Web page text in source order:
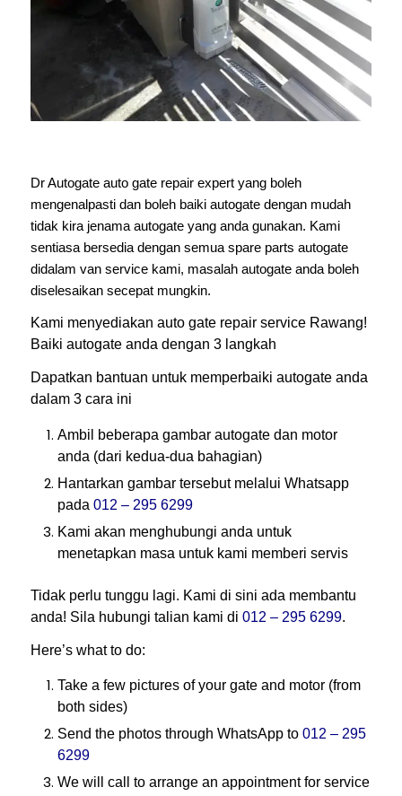
Dr Autogate auto gate repair expert yang boleh
mengenalpasti dan boleh baiki autogate dengan mudah
tidak kira jenama autogate yang anda gunakan. Kami
sentiasa bersedia dengan semua spare parts autogate
didalam van service kami, masalah autogate anda boleh
diselesaikan secepat mungkin.
Kami menyediakan auto gate repair service Rawang!
Baiki autogate anda dengan 3 langkah
Dapatkan bantuan untuk memperbaiki autogate anda
dalam 3 cara ini
Ambil beberapa gambar autogate dan motor
anda (dari kedua-dua bahagian)
Hantarkan gambar tersebut melalui Whatsapp
pada 012 – 295 6299
Kami akan menghubungi anda untuk
menetapkan masa untuk kami memberi servis
Tidak perlu tunggu lagi. Kami di sini ada membantu
anda! Sila hubungi talian kami di 012 – 295 6299.
Here’s what to do:
Take a few pictures of your gate and motor (from
both sides)
Send the photos through WhatsApp to 012 – 295
6299
We will call to arrange an appointment for service